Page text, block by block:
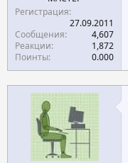
Регистрация
27.09.2011
Сообщения
4,607
Реакции
1,872
Поинты
0.000